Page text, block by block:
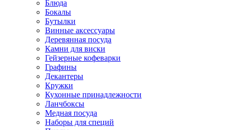
Блюда
Бокалы
Бутылки
Винные аксессуары
Деревянная посуда
Камни для виски
Гейзерные кофеварки
Графины
Декантеры
Кружки
Кухонные принадлежности
Ланчбоксы
Медная посуда
Наборы для специй